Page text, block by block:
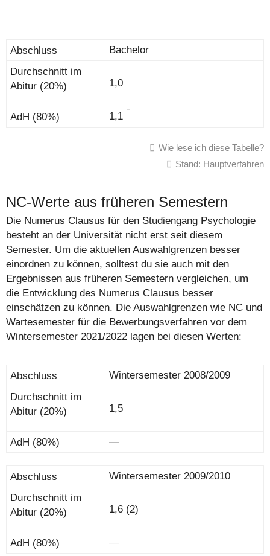
Bachelor
1,0
1,1
Wie lese ich diese Tabelle?
Stand: Hauptverfahren
NC-Werte aus früheren Semestern
Die Numerus Clausus für den Studiengang Psychologie
besteht an der Universität nicht erst seit diesem
Semester. Um die aktuellen Auswahlgrenzen besser
einordnen zu können, solltest du sie auch mit den
Ergebnissen aus früheren Semestern vergleichen, um
die Entwicklung des Numerus Clausus besser
einschätzen zu können. Die Auswahlgrenzen wie NC und
Wartesemester für die Bewerbungsverfahren vor dem
Wintersemester 2021/2022 lagen bei diesen Werten:
Wintersemester 2008/2009
1,5
―
Wintersemester 2009/2010
1,6 (2)
―